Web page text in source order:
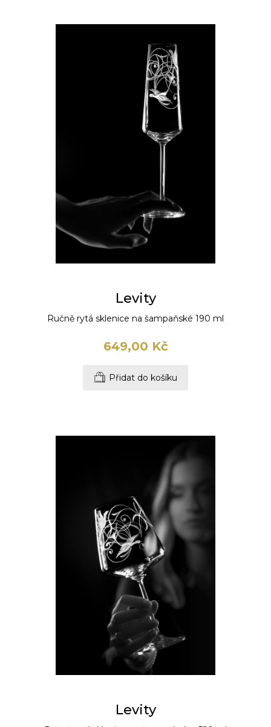
Levity
Ručně rytá sklenice na šampaňské 190 ml
649,00 Kč
Přidat do košíku
Levity